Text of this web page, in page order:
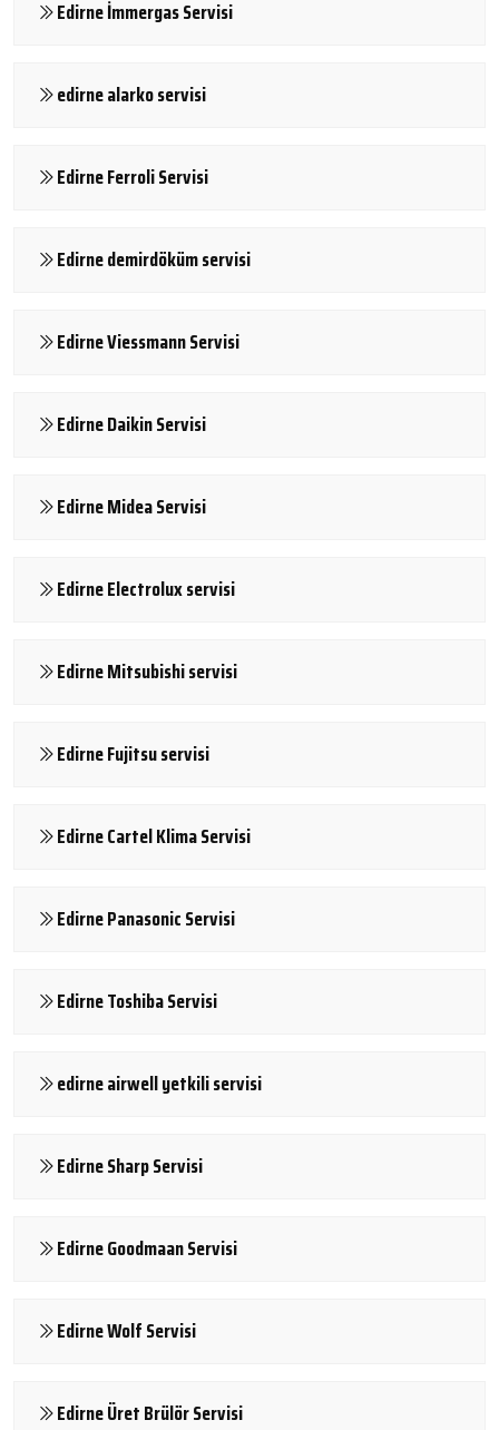
Edirne İmmergas Servisi
edirne alarko servisi
Edirne Ferroli Servisi
Edirne demirdöküm servisi
Edirne Viessmann Servisi
Edirne Daikin Servisi
Edirne Midea Servisi
Edirne Electrolux servisi
Edirne Mitsubishi servisi
Edirne Fujitsu servisi
Edirne Cartel Klima Servisi
Edirne Panasonic Servisi
Edirne Toshiba Servisi
edirne airwell yetkili servisi
Edirne Sharp Servisi
Edirne Goodmaan Servisi
Edirne Wolf Servisi
Edirne Üret Brülör Servisi